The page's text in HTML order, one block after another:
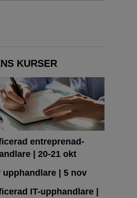
KURSER
entreprenad­
| 20-21 okt
upphandlare | 5 nov
IT-upphandlare |